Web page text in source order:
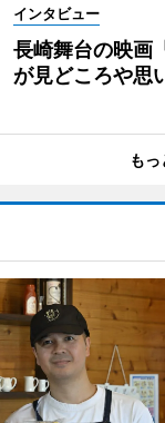
インタビュー
長崎舞台の映画
が見どころや思
もっ